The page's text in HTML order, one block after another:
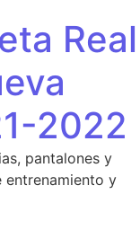
Real
2022
pantalones y
entrenamiento y